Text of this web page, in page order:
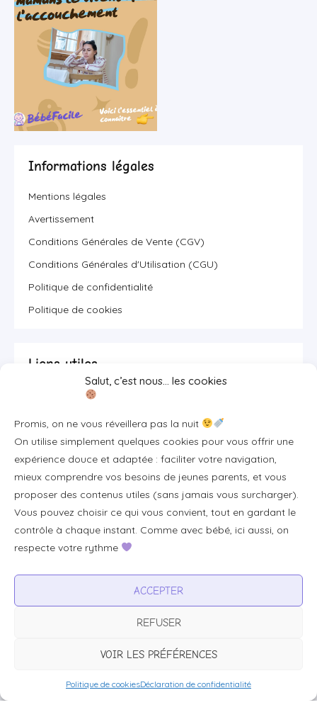
Salut, c’est nous… les cookies
Promis, on ne vous réveillera pas la nuit
On utilise simplement quelques cookies pour vous offrir une
expérience douce et adaptée : faciliter votre navigation,
mieux comprendre vos besoins de jeunes parents, et vous
proposer des contenus utiles (sans jamais vous surcharger).
Vous pouvez choisir ce qui vous convient, tout en gardant le
contrôle à chaque instant. Comme avec bébé, ici aussi, on
respecte votre rythme
ACCEPTER
REFUSER
VOIR LES PRÉFÉRENCES
Politique de cookiesDéclaration de confidentialité
Informations légales
Mentions légales
Avertissement
Conditions Générales de Vente (CGV)
Conditions Générales d'Utilisation (CGU)
Politique de confidentialité
Politique de cookies
Liens utiles
Se connecter/S'inscrire
FAQ / Livraison & accès
À propos
Plan du site
Tous les articles
Professionnels & partenariats
Visibilité pour votre marque
Proposer un produit ou un service